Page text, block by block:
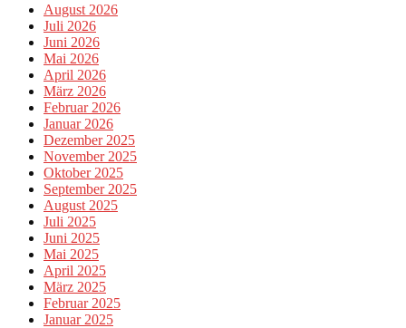
August 2026
Juli 2026
Juni 2026
Mai 2026
April 2026
März 2026
Februar 2026
Januar 2026
Dezember 2025
November 2025
Oktober 2025
September 2025
August 2025
Juli 2025
Juni 2025
Mai 2025
April 2025
März 2025
Februar 2025
Januar 2025